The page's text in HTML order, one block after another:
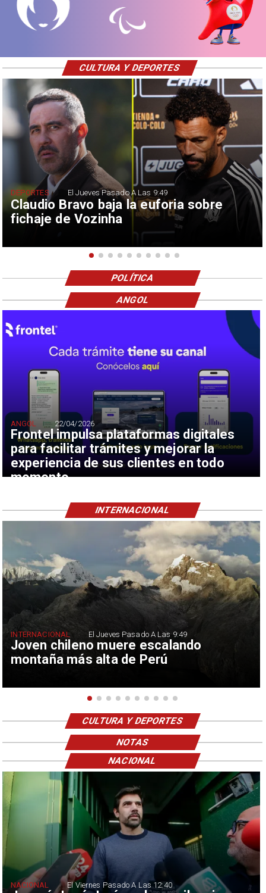
Claudio Bravo baja la euforia sobre
fichaje de Vozinha
DEPORTES El Jueves Pasado A Las 9:49
CULTURA Y DEPORTES
POLÍTICA
Frontel impulsa plataformas digitales
para facilitar trámites y mejorar la
experiencia de sus clientes en todo
momento
ANGOL 22/04/2026
ANGOL
Joven chileno muere escalando
montaña más alta de Perú
INTERNACIONAL El Jueves Pasado A Las 9:49
INTERNACIONAL
CULTURA Y DEPORTES
NOTAS
NACIONAL El Viernes Pasado A Las 12:40
NACIONAL